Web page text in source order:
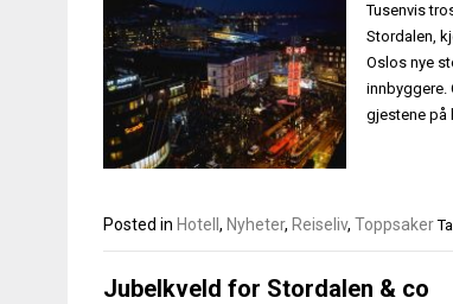
Tusenvis
Stordalen,
Oslos nye
innbyggere.
gjestene på
Posted in Hotell , Nyheter, Reiseliv, Toppsaker
Jubelkveld for Stordalen & co